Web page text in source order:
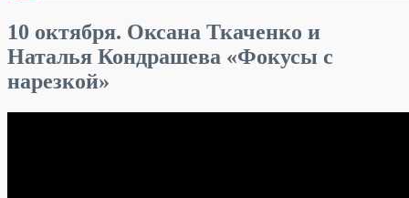
10 октября. Оксана Ткаченко и
Наталья Кондрашева «Фокусы с
нарезкой»